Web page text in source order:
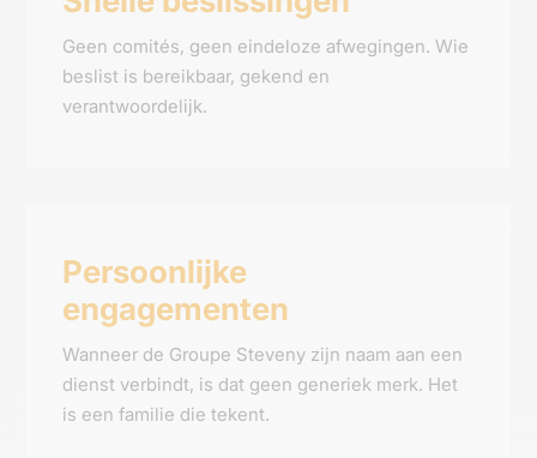
Geen comités, geen eindeloze afwegingen. Wie
beslist is bereikbaar, gekend en
verantwoordelijk.
Persoonlijke
engagementen
Wanneer de Groupe Steveny zijn naam aan een
dienst verbindt, is dat geen generiek merk. Het
is een familie die tekent.